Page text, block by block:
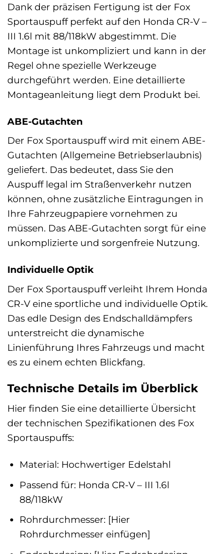
Dank der präzisen Fertigung ist der Fox
Sportauspuff perfekt auf den Honda CR-V –
III 1.6l mit 88/118kW abgestimmt. Die
Montage ist unkompliziert und kann in der
Regel ohne spezielle Werkzeuge
durchgeführt werden. Eine detaillierte
Montageanleitung liegt dem Produkt bei.
ABE-Gutachten
Der Fox Sportauspuff wird mit einem ABE-
Gutachten (Allgemeine Betriebserlaubnis)
geliefert. Das bedeutet, dass Sie den
Auspuff legal im Straßenverkehr nutzen
können, ohne zusätzliche Eintragungen in
Ihre Fahrzeugpapiere vornehmen zu
müssen. Das ABE-Gutachten sorgt für eine
unkomplizierte und sorgenfreie Nutzung.
Individuelle Optik
Der Fox Sportauspuff verleiht Ihrem Honda
CR-V eine sportliche und individuelle Optik.
Das edle Design des Endschalldämpfers
unterstreicht die dynamische
Linienführung Ihres Fahrzeugs und macht
es zu einem echten Blickfang.
Technische Details im Überblick
Hier finden Sie eine detaillierte Übersicht
der technischen Spezifikationen des Fox
Sportauspuffs:
Material: Hochwertiger Edelstahl
Passend für: Honda CR-V – III 1.6l
88/118kW
Rohrdurchmesser: [Hier
Rohrdurchmesser einfügen]